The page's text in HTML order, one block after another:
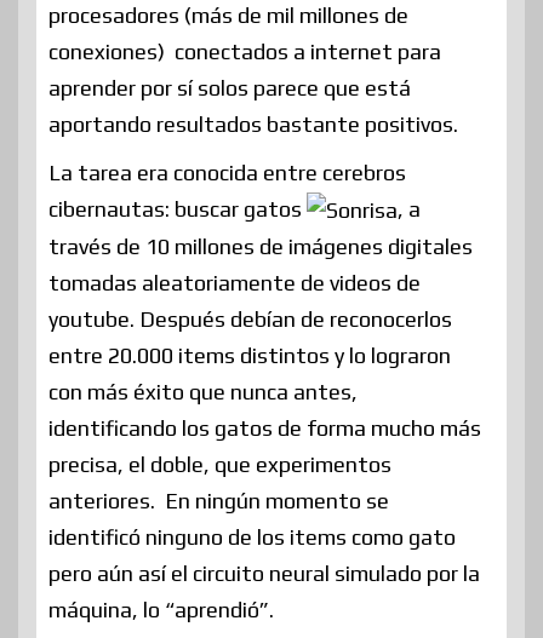
procesadores (más de mil millones de
conexiones) conectados a internet para
aprender por sí solos parece que está
aportando resultados bastante positivos.
La tarea era conocida entre cerebros
cibernautas: buscar gatos
, a
través de 10 millones de imágenes digitales
tomadas aleatoriamente de videos de
youtube. Después debían de reconocerlos
entre 20.000 items distintos y lo lograron
con más éxito que nunca antes,
identificando los gatos de forma mucho más
precisa, el doble, que experimentos
anteriores. En ningún momento se
identificó ninguno de los items como gato
pero aún así el circuito neural simulado por la
máquina, lo “aprendió”.